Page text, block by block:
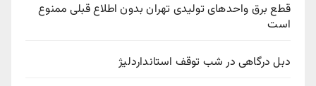
قطع برق واحدهای تولیدی تهران بدون اطلاع قبلی ممنوع
است
دبل درگاهی در شب توقف استانداردلیژ